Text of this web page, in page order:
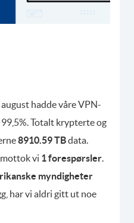
hadde våre VPN-
Totalt krypterte og
8910.59 TBdata.
vi 1 forespørsler
myndigheter
har vi aldri gitt ut noe